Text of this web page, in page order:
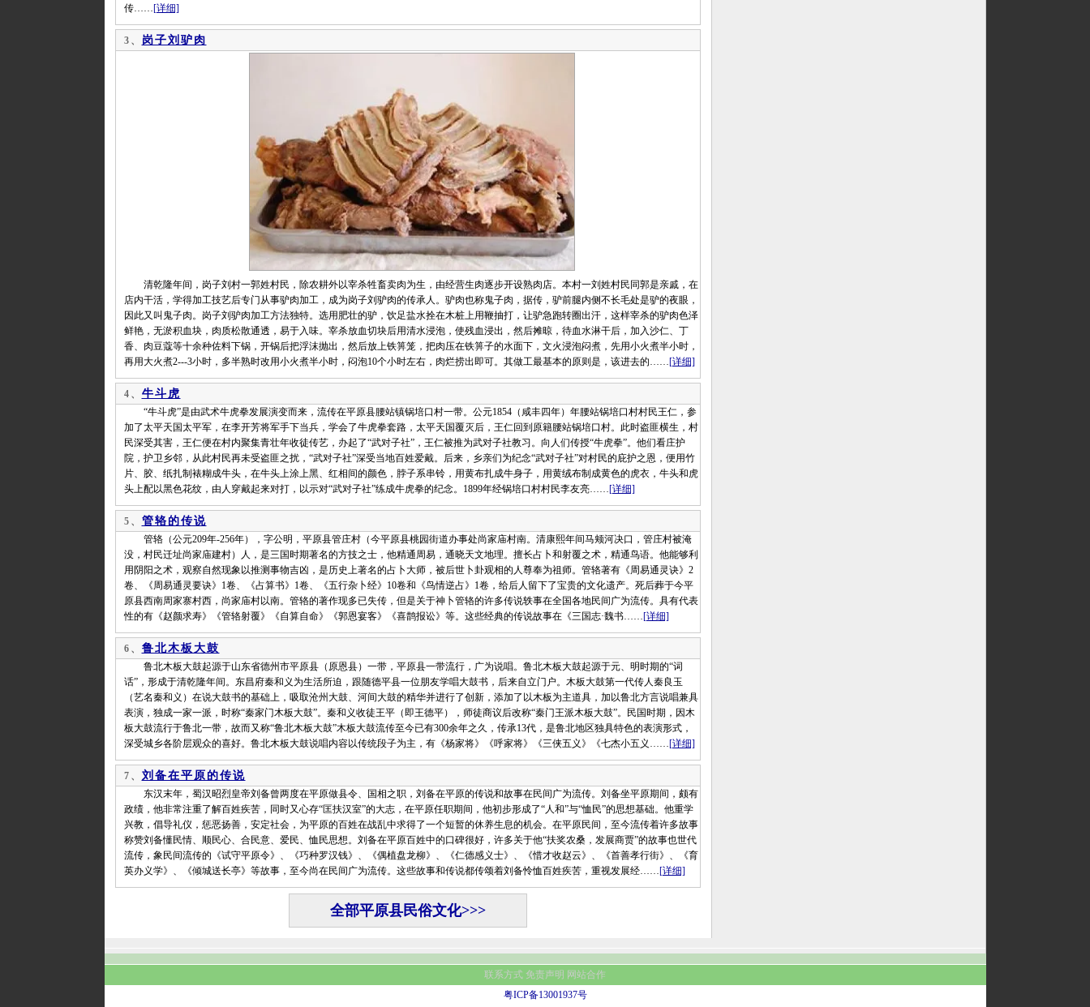
传……[详细]
3、 岗子刘驴肉
清乾隆年间，岗子刘村一郭姓村民，除农耕外以宰杀牲畜卖肉为生，由经营生肉逐步开设熟肉店。本村一刘姓村民同郭是亲戚，在
店内干活，学得加工技艺后专门从事驴肉加工，成为岗子刘驴肉的传承人。驴肉也称鬼子肉，据传，驴前腿内侧不长毛处是驴的夜眼，
因此又叫鬼子肉。岗子刘驴肉加工方法独特。选用肥壮的驴，饮足盐水拴在木桩上用鞭抽打，让驴急跑转圈出汗，这样宰杀的驴肉色泽
鲜艳，无淤积血块，肉质松散通透，易于入味。宰杀放血切块后用清水浸泡，使残血浸出，然后摊晾，待血水淋干后，加入沙仁、丁
香、肉豆蔻等十余种佐料下锅，开锅后把浮沫抛出，然后放上铁箅笼，把肉压在铁箅子的水面下，文火浸泡闷煮，先用小火煮半小时，
再用大火煮2---3小时，多半熟时改用小火煮半小时，闷泡10个小时左右，肉烂捞出即可。其做工最基本的原则是，该进去的……[详细]
4、 牛斗虎
“牛斗虎”是由武术牛虎拳发展演变而来，流传在平原县腰站镇锅培口村一带。公元1854（咸丰四年）年腰站锅培口村村民王仁，参
加了太平天国太平军，在李开芳将军手下当兵，学会了牛虎拳套路，太平天国覆灭后，王仁回到原籍腰站锅培口村。此时盗匪横生，村
民深受其害，王仁便在村内聚集青壮年收徒传艺，办起了“武对子社”，王仁被推为武对子社教习。向人们传授“牛虎拳”。他们看庄护
院，护卫乡邻，从此村民再未受盗匪之扰，“武对子社”深受当地百姓爱戴。后来，乡亲们为纪念“武对子社”对村民的庇护之恩，便用竹
片、胶、纸扎制裱糊成牛头，在牛头上涂上黑、红相间的颜色，脖子系串铃，用黄布扎成牛身子，用黄绒布制成黄色的虎衣，牛头和虎
头上配以黑色花纹，由人穿戴起来对打，以示对“武对子社”练成牛虎拳的纪念。1899年经锅培口村村民李友亮……[详细]
5、 管辂的传说
管辂（公元209年-256年），字公明，平原县管庄村（今平原县桃园街道办事处尚家庙村南。清康熙年间马颊河决口，管庄村被淹
没，村民迁址尚家庙建村）人，是三国时期著名的方技之士，他精通周易，通晓天文地理。擅长占卜和射覆之术，精通鸟语。他能够利
用阴阳之术，观察自然现象以推测事物吉凶，是历史上著名的占卜大师，被后世卜卦观相的人尊奉为祖师。管辂著有《周易通灵诀》2
卷、《周易通灵要诀》1卷、《占算书》1卷、《五行杂卜经》10卷和《鸟情逆占》1卷，给后人留下了宝贵的文化遗产。死后葬于今平
原县西南周家寨村西，尚家庙村以南。管辂的著作现多已失传，但是关于神卜管辂的许多传说轶事在全国各地民间广为流传。具有代表
性的有《赵颜求寿》《管辂射覆》《自算自命》《郭恩宴客》《喜鹊报讼》等。这些经典的传说故事在《三国志·魏书……[详细]
6、 鲁北木板大鼓
鲁北木板大鼓起源于山东省德州市平原县（原恩县）一带，平原县一带流行，广为说唱。鲁北木板大鼓起源于元、明时期的“词
话”，形成于清乾隆年间。东昌府秦和义为生活所迫，跟随德平县一位朋友学唱大鼓书，后来自立门户。木板大鼓第一代传人秦良玉
（艺名秦和义）在说大鼓书的基础上，吸取沧州大鼓、河间大鼓的精华并进行了创新，添加了以木板为主道具，加以鲁北方言说唱兼具
表演，独成一家一派，时称“秦家门木板大鼓”。秦和义收徒王平（即王德平），师徒商议后改称“秦门王派木板大鼓”。民国时期，因木
板大鼓流行于鲁北一带，故而又称“鲁北木板大鼓”木板大鼓流传至今已有300余年之久，传承13代，是鲁北地区独具特色的表演形式，
深受城乡各阶层观众的喜好。鲁北木板大鼓说唱内容以传统段子为主，有《杨家将》《呼家将》《三侠五义》《七杰小五义……[详细]
7、 刘备在平原的传说
东汉末年，蜀汉昭烈皇帝刘备曾两度在平原做县令、国相之职，刘备在平原的传说和故事在民间广为流传。刘备坐平原期间，颇有
政绩，他非常注重了解百姓疾苦，同时又心存“匡扶汉室”的大志，在平原任职期间，他初步形成了“人和”与“恤民”的思想基础。他重学
兴教，倡导礼仪，惩恶扬善，安定社会，为平原的百姓在战乱中求得了一个短暂的休养生息的机会。在平原民间，至今流传着许多故事
称赞刘备懂民情、顺民心、合民意、爱民、恤民思想。刘备在平原百姓中的口碑很好，许多关于他“扶奖农桑，发展商贾”的故事也世代
流传，象民间流传的《试守平原令》、《巧种罗汉钱》、《偶植盘龙柳》、《仁德感义士》、《惜才收赵云》、《首善孝行街》、《育
英办义学》、《倾城送长亭》等故事，至今尚在民间广为流传。这些故事和传说都传颂着刘备怜恤百姓疾苦，重视发展经……[详细]
全部平原县民俗文化>>>
联系方式 免责声明 网站合作
粤ICP备13001937号